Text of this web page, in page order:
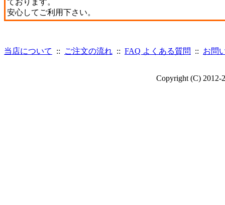
ております。
安心してご利用下さい。
当店について :: ご注文の流れ :: FAQ よくある質問 :: お問
Copyright (C) 2012-